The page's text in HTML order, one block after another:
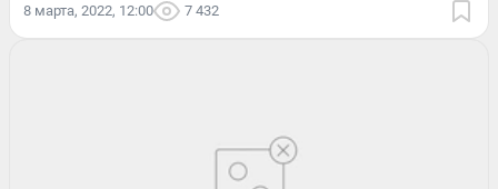
8 марта, 2022, 12:00 7 432